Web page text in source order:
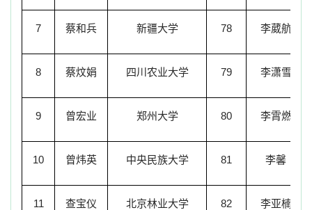
7 蔡和兵 新疆大学 78 李葳航
8 蔡炆娟 四川农业大学 79 李潇雪
9 曾宏业 郑州大学 80 李霄燃
10 曾炜英 中央民族大学 81 李馨
11 查宝仪 北京林业大学 82 李亚楠